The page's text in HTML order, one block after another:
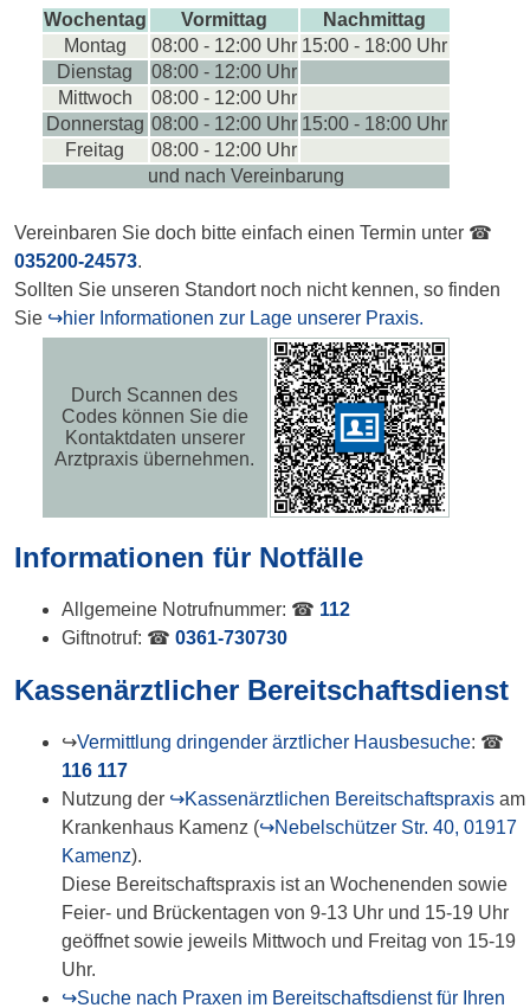
Wochentag
Vormittag
Nachmittag
Montag
08:00 - 12:00 Uhr 15:00 - 18:00 Uhr
Dienstag
08:00 - 12:00 Uhr
Mittwoch
08:00 - 12:00 Uhr
Donnerstag 08:00 - 12:00 Uhr 15:00 - 18:00 Uhr
Freitag
08:00 - 12:00 Uhr
und nach Vereinbarung
Vereinbaren Sie doch bitte einfach einen Termin unter ☎
035200-24573.
Sollten Sie unseren Standort noch nicht kennen, so finden
Sie ↪hier Informationen zur Lage unserer Praxis.
Durch Scannen des
Codes können Sie die
Kontaktdaten unserer
Arztpraxis übernehmen.
Informationen für Notfälle
Allgemeine Notrufnummer: ☎ 112
Giftnotruf: ☎ 0361-730730
Kassenärztlicher Bereitschaftsdienst
↪Vermittlung dringender ärztlicher Hausbesuche: ☎
116 117
Nutzung der ↪Kassenärztlichen Bereitschaftspraxis am
Krankenhaus Kamenz (↪Nebelschützer Str. 40, 01917
Kamenz).
Diese Bereitschaftspraxis ist an Wochenenden sowie
Feier- und Brückentagen von 9-13 Uhr und 15-19 Uhr
geöffnet sowie jeweils Mittwoch und Freitag von 15-19
Uhr.
↪Suche nach Praxen im Bereitschaftsdienst für Ihren